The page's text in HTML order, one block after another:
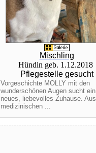
Mischling
Hündin geb. 1.12.2018
Pflegestelle gesucht
Vorgeschichte MOLLY mit den
wunderschönen Augen sucht ein
neues, liebevolles Zuhause. Aus
medizinischen ...